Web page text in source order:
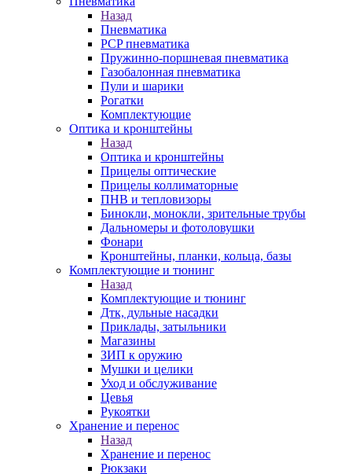
Назад
Пневматика
PCP пневматика
Пружинно-поршневая пневматика
Газобалонная пневматика
Пули и шарики
Рогатки
Комплектующие
Оптика и кронштейны
Назад
Оптика и кронштейны
Прицелы оптические
Прицелы коллиматорные
ПНВ и тепловизоры
Бинокли, монокли, зрительные трубы
Дальномеры и фотоловушки
Фонари
Кронштейны, планки, кольца, базы
Комплектующие и тюнинг
Назад
Комплектующие и тюнинг
Дтк, дульные насадки
Приклады, затыльники
Магазины
ЗИП к оружию
Мушки и целики
Уход и обслуживание
Цевья
Рукоятки
Хранение и перенос
Назад
Хранение и перенос
Рюкзаки